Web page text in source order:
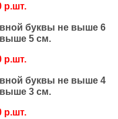
р.шт.
буквы не выше 6
5 см.
р.шт.
буквы не выше 4
3 см.
р.шт.